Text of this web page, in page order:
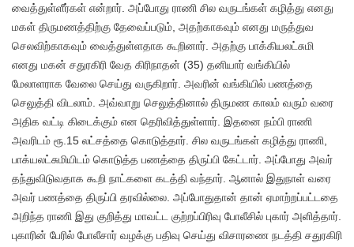
வைத்துள்ளீர்கள் என்றார். அப்போது ராணி சில வருடங்கள் கழித்து எனது
மகள் திருமணத்திற்கு தேவைப்படும், அதற்காகவும் எனது மருத்துவ
செலவிற்காகவும் வைத்துள்ளதாக கூறினார். அதற்கு பாக்கியலட்சுமி
எனது மகன் சதுரகிரி வேத கிரிநாதன் (35) தனியார் வங்கியில்
மேலாளராக வேலை செய்து வருகிறார். அவரின் வங்கியில் பணத்தை
செலுத்தி விடலாம். அவ்வாறு செலுத்தினால் திருமண காலம் வரும் வரை
அதிக வட்டி கிடைக்கும் என தெரிவித்துள்ளார். இதனை நம்பி ராணி
அவரிடம் ரூ.15 லட்சத்தை கொடுத்தார். சில வருடங்கள் கழித்து ராணி,
பாக்யலட்சுமியிடம் கொடுத்த பணத்தை திருப்பி கேட்டார். அப்போது அவர்
தந்துவிடுவதாக கூறி நாட்களை கடத்தி வந்தார். ஆனால் இதுநாள் வரை
அவர் பணத்தை திருப்பி தரவில்லை. அப்போதுதான் தான் ஏமாற்றப்பட்டதை
அறிந்த ராணி இது குறித்து மாவட்ட குற்றப்பிரிவு போலீசில் புகார் அளித்தார்.
புகாரின் பேரில் போலீசார் வழக்கு பதிவு செய்து விசாரணை நடத்தி சதுரகிரி